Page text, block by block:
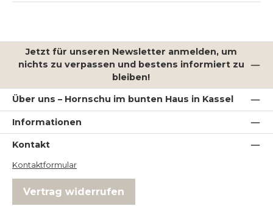
Jetzt für unseren Newsletter anmelden, um
nichts zu verpassen und bestens informiert zu
bleiben!
Über uns – Hornschu im bunten Haus in Kassel
Informationen
Kontakt
Kontaktformular
Vertrag widerrufen